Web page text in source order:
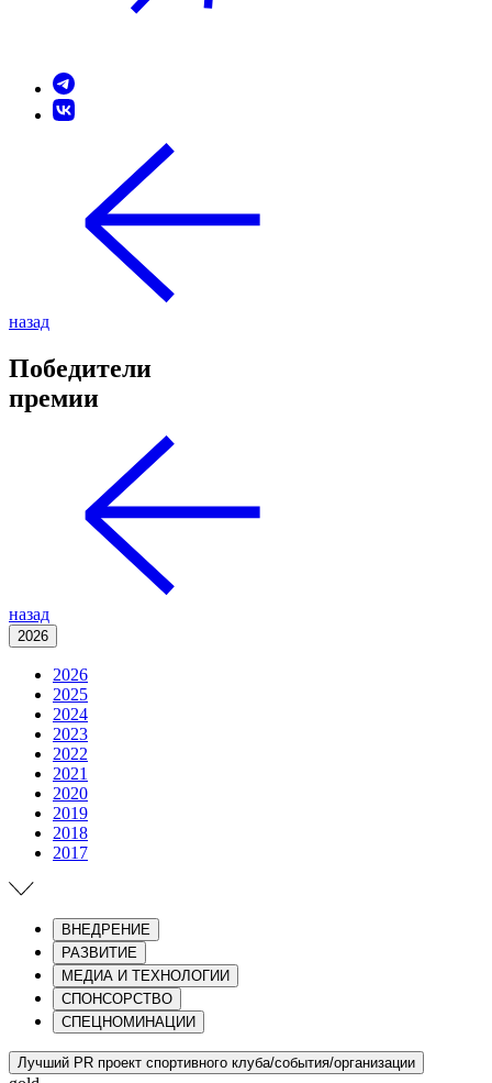
назад
Победители
премии
назад
2026
2026
2025
2024
2023
2022
2021
2020
2019
2018
2017
ВНЕДРЕНИЕ
РАЗВИТИЕ
МЕДИА И ТЕХНОЛОГИИ
СПОНСОРСТВО
СПЕЦНОМИНАЦИИ
Лучший PR проект спортивного клуба/события/организации